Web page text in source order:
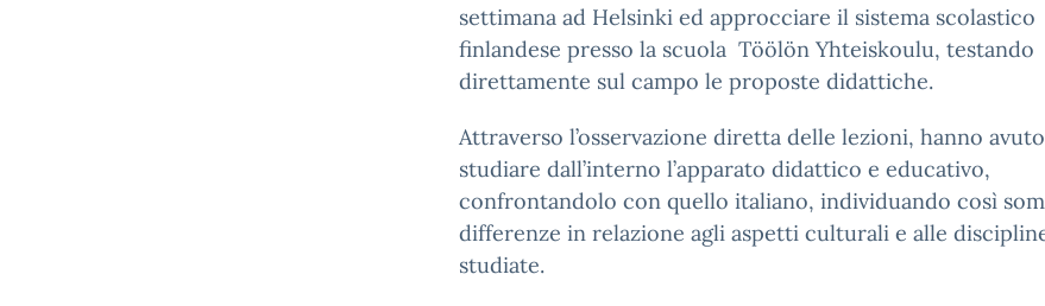
settimana ad Helsinki ed approcciare il sistema scolastico
finlandese presso la scuola Töölön Yhteiskoulu, testando
direttamente sul campo le proposte didattiche.
Attraverso l’osservazione diretta delle lezioni, hanno
studiare dall’interno l’apparato didattico e educativo,
confrontandolo con quello italiano, individuando così
differenze in relazione agli aspetti culturali e alle
studiate.